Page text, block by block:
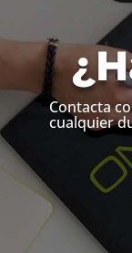
Contacta
cualquier